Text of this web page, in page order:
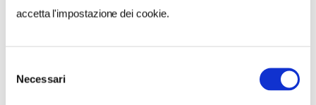
accetta l'impostazione dei cookie.
delNecessari
sono aperte a tutti